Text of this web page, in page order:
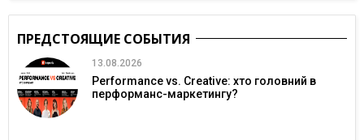
ПРЕДСТОЯЩИЕ СОБЫТИЯ
13.08.2026
Performance vs. Creative: хто головний в
перформанс-маркетингу?